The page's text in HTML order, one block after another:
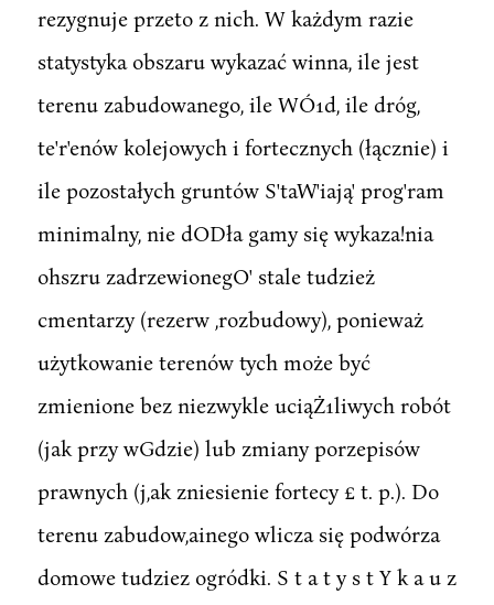
rezygnuje przeto z nich. W każdym razie
statystyka obszaru wykazać winna, ile jest
terenu zabudowanego, ile WÓ1d, ile dróg,
te'r'enów kolejowych i fortecznych (łącznie) i
ile pozostałych gruntów S'taW'iają' prog'ram
minimalny, nie dODła gamy się wykaza!nia
ohszru zadrzewionegO' stale tudzież
cmentarzy (rezerw ,rozbudowy), ponieważ
użytkowanie terenów tych może być
zmienione bez niezwykle uciąŻ1liwych robót
(jak przy wGdzie) lub zmiany porzepisów
prawnych (j,ak zniesienie fortecy £ t. p.). Do
terenu zabudow,ainego wlicza się podwórza
domowe tudziez ogródki. S t a t y s t Y k a u z